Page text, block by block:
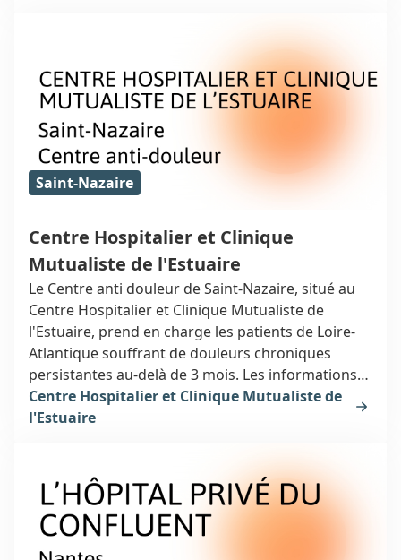
Saint-Nazaire
Centre Hospitalier et Clinique
Mutualiste de l'Estuaire
Le Centre anti douleur de Saint-Nazaire, situé au
Centre Hospitalier et Clinique Mutualiste de
l'Estuaire, prend en charge les patients de Loire-
Atlantique souffrant de douleurs chroniques
persistantes au-delà de 3 mois. Les informations
ci-dessous vous orienteront vers un spécialiste de
la douleur à Saint-Nazaire, au 11 boulevard
Centre Hospitalier et Clinique Mutualiste de
l'Estuaire